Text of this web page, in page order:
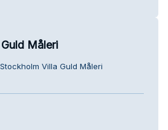
Måleri
Villa Guld Måleri